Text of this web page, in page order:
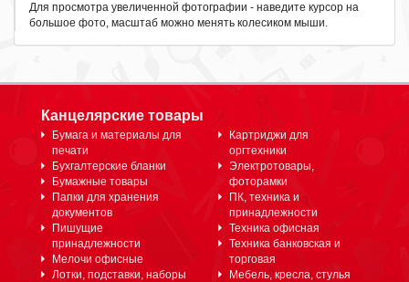
Для просмотра увеличенной фотографии - наведите курсор на
большое фото, масштаб можно менять колесиком мыши.
Канцелярские товары
Бумага и материалы для
печати
Бухгалтерские бланки
Бумажные товары
Папки для хранения
документов
Пишущие
принадлежности
Мелочи офисные
Лотки, подставки, наборы
Картриджи для
оргтехники
Электротовары,
фоторамки
ПК, техника и
принадлежности
Техника офисная
Техника банковская и
торговая
Мебель, кресла, стулья